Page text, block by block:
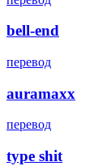
bell-end
перевод
auramaxx
перевод
type shit